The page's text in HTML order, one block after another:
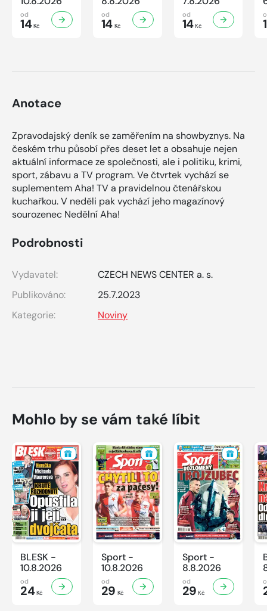
od
14Kč
od
14Kč
od
14Kč
Anotace
Zpravodajský deník se zaměřením na showbyznys. Na
českém trhu působí přes deset let a obsahuje nejen
aktuální informace ze společnosti, ale i politiku, krimi,
sport, zábavu a TV program. Ve čtvrtek vychází se
suplementem Aha! TV a pravidelnou čtenářskou
kuchařkou. V neděli pak vychází jeho magazínový
sourozenec Nedělní Aha!
Podrobnosti
Vydavatel:
CZECH NEWS CENTER a. s.
Publikováno:
25.7.2023
Kategorie:
Noviny
Mohlo by se vám také líbit
BLESK -
10.8.2026
od
24Kč
Sport -
10.8.2026
od
29 Kč
Sport -
8.8.2026
od
29 Kč